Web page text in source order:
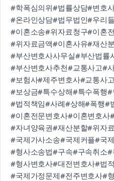
#학폭심의위#법률상담#변호
#온라인상담#법무법인#우리
#이혼소송#위자료청구#이혼
#위자료금액#이혼사유#재산
#부산변호사사무실#부산법률
#부산변호사추천#교통사고#
#보험사#제주변호사#교통사
#보상금#특수상해#특수폭행#
#법적책임#사례#상해#폭행#
#이혼전문변호사#이혼변호사
#자녀양육권#재산분할#위자료
#국제가사소송#국제커플#국
#형사소송법#구속#구속취소#
#형사변호사#대전변호사#법
#국제가정문제#전주변호사#